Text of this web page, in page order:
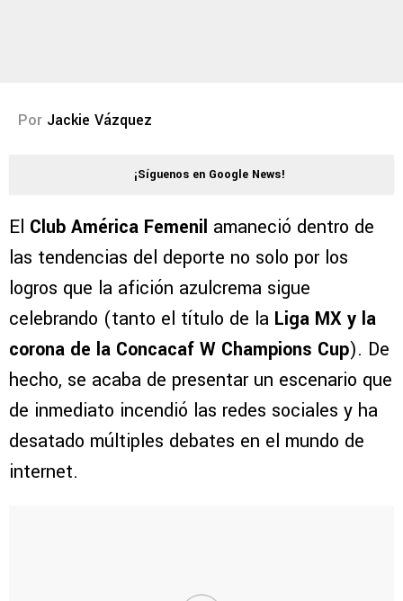
Por Jackie Vázquez
¡Síguenos en Google News!
El Club América Femenil amaneció dentro de
las tendencias del deporte no solo por los
logros que la afición azulcrema sigue
celebrando (tanto el título de la Liga MX y la
corona de la Concacaf W Champions Cup). De
hecho, se acaba de presentar un escenario que
de inmediato incendió las redes sociales y ha
desatado múltiples debates en el mundo de
internet.